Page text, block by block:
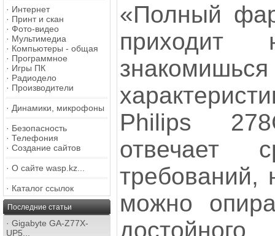
· Интернет
· Принт и скан
· Фото-видео
· Мультимедиа
· Компьютеры - общая
· Программное
· Игры ПК
· Радиодело
· Производители
· Динамики, микрофоны
· Безопасность
· Телефония
· Создание сайтов
· О сайте wasp.kz...
· Каталог ссылок
Последние статьи
· Gigabyte GA-Z77X-
UP5...
«Полный
Philips
отвечает
требований,
можно
достойного